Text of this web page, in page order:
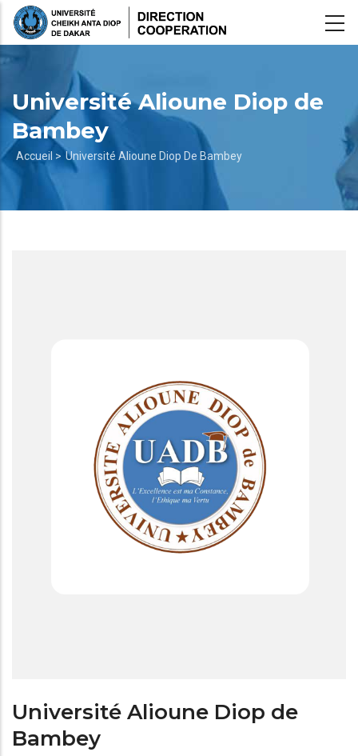
Aller
Université Alioune Diop de
Bambey
Fil
d'Ariane
Accueil > Université Alioune Diop De Bambey
Université Alioune Diop de
Bambey